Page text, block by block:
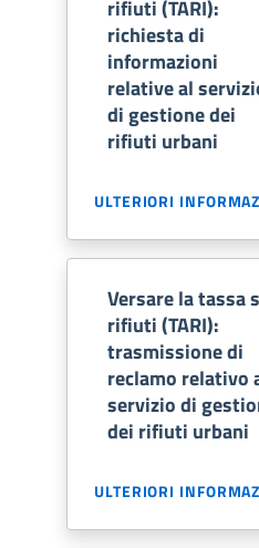
rifiuti (TARI):
richiesta di
informazioni
relative al
di gestione dei
rifiuti urbani
ULTERIORI
Versare la tassa
rifiuti (TARI):
trasmissione di
reclamo relativo
servizio di
dei rifiuti urbani
ULTERIORI